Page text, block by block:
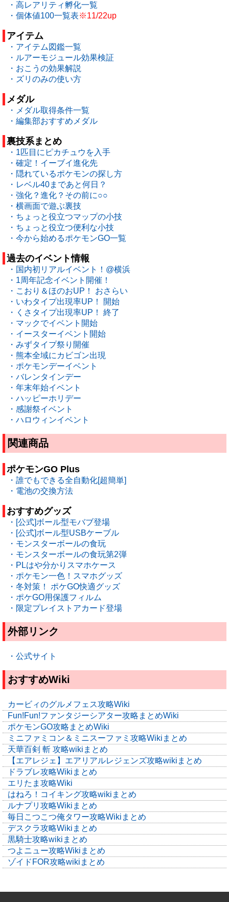
・高レアリティ孵化一覧
・個体値100一覧表※11/22up
アイテム
・アイテム図鑑一覧
・ルアーモジュール効果検証
・おこうの効果解説
・ズリのみの使い方
メダル
・メダル取得条件一覧
・編集部おすすめメダル
裏技系まとめ
・1匹目にピカチュウを入手
・確定！イーブイ進化先
・隠れているポケモンの探し方
・レベル40まであと何日？
・強化？進化？その前に○○
・横画面で遊ぶ裏技
・ちょっと役立つマップの小技
・ちょっと役立つ便利な小技
・今から始めるポケモンGO一覧
過去のイベント情報
・国内初リアルイベント！@横浜
・1周年記念イベント開催！
・こおり＆ほのおUP！ おさらい
・いわタイプ出現率UP！ 開始
・くさタイプ出現率UP！ 終了
・マックでイベント開始
・イースターイベント開始
・みずタイプ祭り開催
・熊本全域にカビゴン出現
・ポケモンデーイベント
・バレンタインデー
・年末年始イベント
・ハッピーホリデー
・感謝祭イベント
・ハロウィンイベント
関連商品
ポケモンGO Plus
・誰でもできる全自動化[超簡単]
・電池の交換方法
おすすめグッズ
・[公式]ボール型モバブ登場
・[公式]ボール型USBケーブル
・モンスターボールの食玩
・モンスターボールの食玩第2弾
・PLはや分かりスマホケース
・ポケモン一色！スマホグッズ
・冬対策！ ポケGO快適グッズ
・ポケGO用保護フィルム
・限定プレイストアカード登場
外部リンク
・公式サイト
おすすめWiki
カービィのグルメフェス攻略Wiki
Fun!Fun!ファンタジーシアター攻略まとめWiki
ポケモンGO攻略まとめWiki
ミニファミコン＆ミニスーファミ攻略Wikiまとめ
天華百剣 斬 攻略wikiまとめ
【エアレジェ】エアリアルレジェンズ攻略wikiまとめ
ドラブレ攻略Wikiまとめ
エリたま攻略Wiki
はねろ！コイキング攻略wikiまとめ
ルナプリ攻略Wikiまとめ
毎日こつこつ俺タワー攻略Wikiまとめ
デスクラ攻略Wikiまとめ
黒騎士攻略wikiまとめ
つよニュー攻略Wikiまとめ
ゾイドFOR攻略wikiまとめ